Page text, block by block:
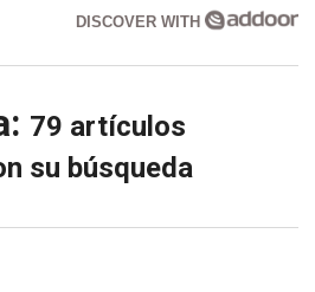
DISCOVER WITH
79 artículos
su búsqueda